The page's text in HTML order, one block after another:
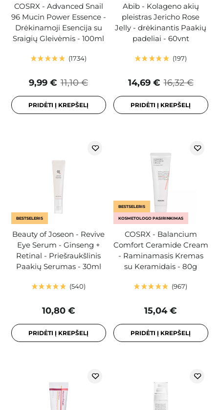
COSRX - Advanced Snail
96 Mucin Power Essence -
Drėkinamoji Esencija su
Sraigių Gleivėmis - 100ml
1734
11,10 €
9,99 €
PRIDĖTI Į KREPŠELĮ
Abib - Kolageno akių
pleistras Jericho Rose
Jelly - drėkinantis Paakių
padeliai - 60vnt
197
16,32 €
14,69 €
PRIDĖTI Į KREPŠELĮ
BESTSELERIS
Beauty of Joseon - Revive
Eye Serum - Ginseng +
Retinal - Priešraukšlinis
Paakių Serumas - 30ml
540
10,80 €
PRIDĖTI Į KREPŠELĮ
BESTSELERIS
KOSMETOLOGO PASIRINKIMAS
COSRX - Balancium
Comfort Ceramide Cream
- Raminamasis Kremas
su Keramidais - 80g
967
15,04 €
PRIDĖTI Į KREPŠELĮ